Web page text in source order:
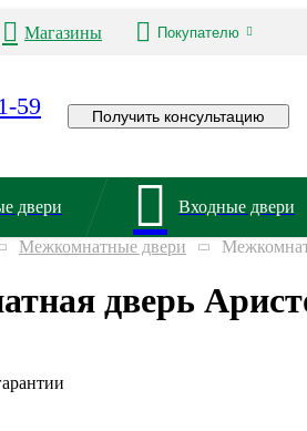
Магазины Покупателю
59 Получить консультацию
двери Входные двери
Межкомнатные двери
дверь